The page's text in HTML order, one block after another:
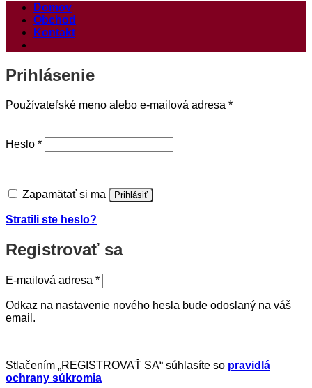
Domov
Obchod
Kontakt
Prihlásenie
Používateľské meno alebo e-mailová adresa *Povinné
Heslo *Povinné
Zapamätať si ma Prihlásiť
Stratili ste heslo?
Registrovať sa
E-mailová adresa *Povinné
Odkaz na nastavenie nového hesla bude odoslaný na váš
email.
Stlačením „REGISTROVAŤ SA“ súhlasíte so pravidlá
ochrany súkromia